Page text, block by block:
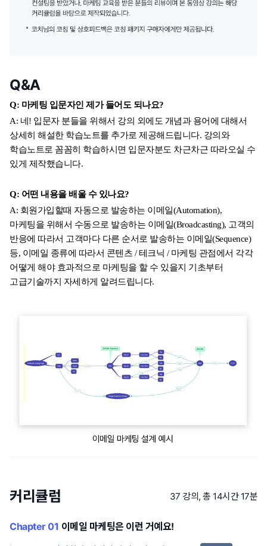
Q&A
Q: 마케팅 입문자인 제가 들어도 되나요?
A: 네! 입문자 분들을 위해서 강의 외에도 개념과 용어에 대해서
상세히 해설한 학습노트를 추가로 제공해드립니다. 강의와
학습노트로 꼼꼼히 학습하시면 입문자분도 차근차근 따라오실 수
있게 제작했습니다.
Q: 어떤 내용을 배울 수 있나요?
A: 회원가입할때 자동으로 발송하는 이메일(Automation),
마케팅을 위해서 수동으로 발송하는 이메일(Broadcasting), 고객의
반응에 따라서 고객마다 다른 순서로 발송하는 이메일(Sequence)
등, 이메일 종류에 따라서 콘텐츠 / 테크닉 / 마케팅 관점에서 각각
어떻게 해야 효과적으로 마케팅을 할 수 있을지 기초부터
고급기술까지 자세하게 알려드립니다.
커리큘럼 37 강의, 총 14시간 17분
Chapter 01 이메일 마케팅은 이런 거예요!